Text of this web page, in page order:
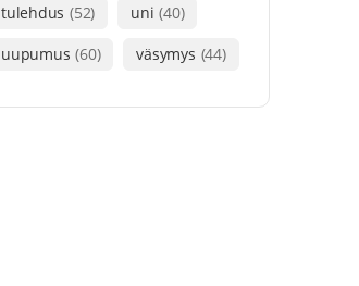
tulehdus (52) uni (40)
uupumus (60) väsymys (44)